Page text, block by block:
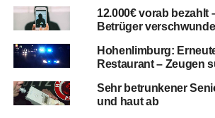
12.000€ vorab bezahlt
Betrüger
Hohenlimburg:
Restaurant – Zeugen
Sehr betrunkener
und haut ab